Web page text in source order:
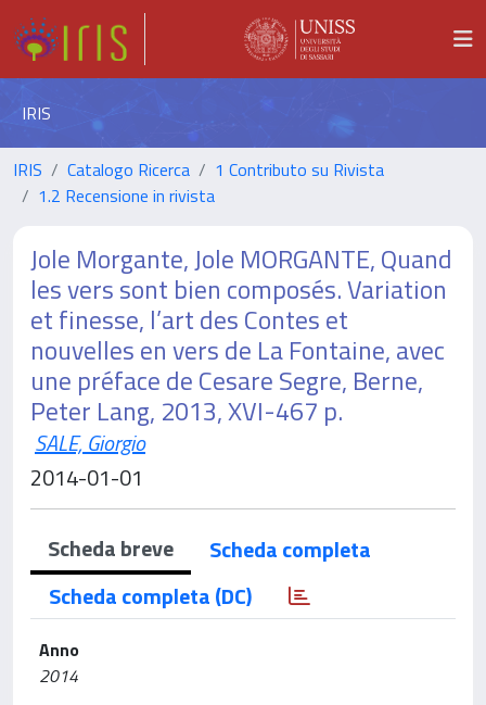
IRIS
IRIS Catalogo Ricerca
1 Contributo su Rivista
1.2 Recensione in rivista
Jole Morgante, Jole MORGANTE, Quand
les vers sont bien composés. Variation
et finesse, l’art des Contes et
nouvelles en vers de La Fontaine, avec
une préface de Cesare Segre, Berne,
Peter Lang, 2013, XVI-467 p.
SALE, Giorgio
2014-01-01
Scheda breve
Scheda completa
Scheda completa (DC)
Anno
2014